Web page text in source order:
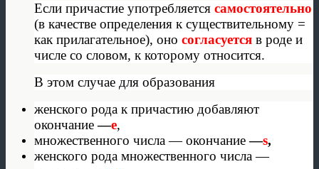
Если причастие употребляется самостоятельно
(в качестве определения к существительному =
как прилагательное), оно согласуется в роде и
числе со словом, к которому относится.
В этом случае для образования
женского рода к причастию добавляют
окончание—е,
множественного числа — окончание—s,
женского рода множественного числа —